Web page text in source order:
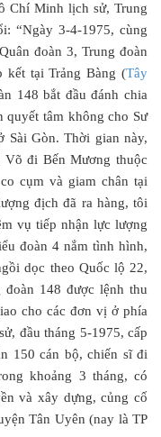
Chí Minh lịch sử, Trung
“Ngày 3-4-1975, cùng
đoàn 3, Trung đoàn
kết tại Trảng Bàng (Tây
148 bắt đầu đánh chia
quyết tâm không cho Sư
Sài Gòn. Thời gian này,
Võ đi Bến Mương thuộc
cụm và giam chân tại
địch đã ra hàng, tôi
vụ tiếp nhận lực lượng
đoàn 4 nắm tình hình,
dọc theo Quốc lộ 22,
148 được lệnh thu
cho các đơn vị ở phía
đầu tháng 5-1975, cấp
150 cán bộ, chiến sĩ đi
khoảng 3 tháng, có
và xây dựng, củng cố
Tân Uyên (nay là TP